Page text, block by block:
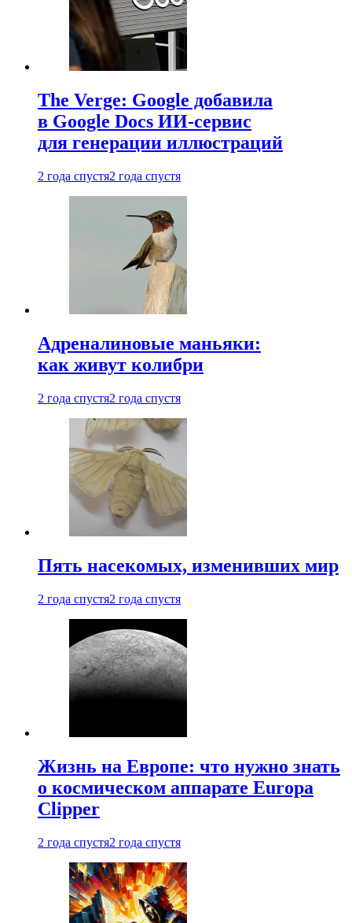
The Verge: Google добавила
в Google Docs ИИ-сервис
для генерации иллюстраций
2 года спустя2 года спустя
Адреналиновые маньяки:
как живут колибри
2 года спустя2 года спустя
Пять насекомых, изменивших мир
2 года спустя2 года спустя
Жизнь на Европе: что нужно знать
о космическом аппарате Europa
Clipper
2 года спустя2 года спустя